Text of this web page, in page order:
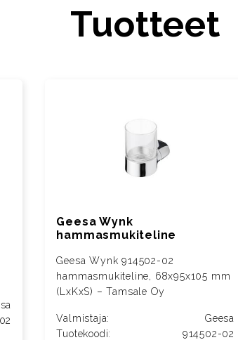
Tuotteet
Geesa Wynk
hammasmukiteline
Geesa Wynk 914502-02
hammasmukiteline, 68x95x105 mm
(LxKxS) – Tamsale Oy
Valmistaja:
Geesa
Tuotekoodi:
914502-02